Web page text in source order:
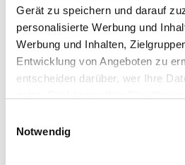
Gerät zu speichern und darauf
personalisierte Werbung und
Werbung und Inhalten,
Entwicklung von Angeboten zu
entscheiden darüber, wer Ihre
Trigger Symbol ändern oder
Notwendig
VORIGER NEWSEINTRAG
Zu Gast beim SC Austria Lustenau